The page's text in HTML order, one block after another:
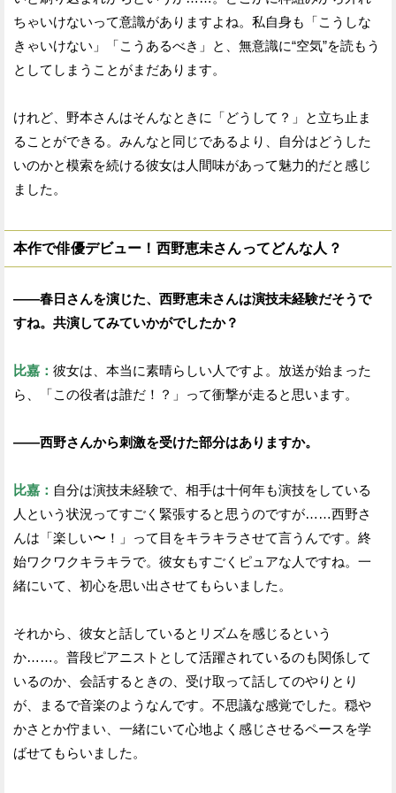
ちゃいけないって意識がありますよね。私自身も「こうしな
きゃいけない」「こうあるべき」と、無意識に“空気”を読もう
としてしまうことがまだあります。
けれど、野本さんはそんなときに「どうして？」と立ち止ま
ることができる。みんなと同じであるより、自分はどうした
いのかと模索を続ける彼女は人間味があって魅力的だと感じ
ました。
本作で俳優デビュー！西野恵未さんってどんな人？
——春日さんを演じた、西野恵未さんは演技未経験だそうで
すね。共演してみていかがでしたか？
比嘉： 彼女は、本当に素晴らしい人ですよ。放送が始まった
ら、「この役者は誰だ！？」って衝撃が走ると思います。
——西野さんから刺激を受けた部分はありますか。
比嘉： 自分は演技未経験で、相手は十何年も演技をしている
人という状況ってすごく緊張すると思うのですが……西野さ
んは「楽しい〜！」って目をキラキラさせて言うんです。終
始ワクワクキラキラで。彼女もすごくピュアな人ですね。一
緒にいて、初心を思い出させてもらいました。
それから、彼女と話しているとリズムを感じるという
か……。普段ピアニストとして活躍されているのも関係して
いるのか、会話するときの、受け取って話してのやりとり
が、まるで音楽のようなんです。不思議な感覚でした。穏や
かさとか佇まい、一緒にいて心地よく感じさせるペースを学
ばせてもらいました。